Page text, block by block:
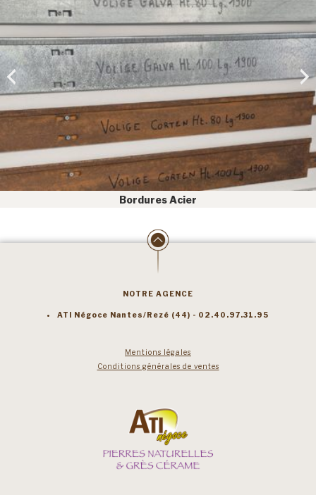
Bordures Acier
NOTRE AGENCE
ATI Négoce Nantes/Rezé (44) - 02.40.97.31.95
Mentions légales
Conditions générales de ventes